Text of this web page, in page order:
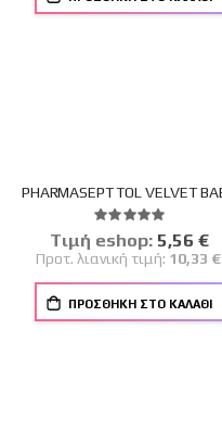
Βαθμολογία:
100%
Tιμή eshop: Ειδική
Τιμή
5,56 €
Προτ. λιανική τιμή: 10,33 €
ΠΡΟΣΘΉΚΗ ΣΤΟ ΚΑΛΆΘΙ